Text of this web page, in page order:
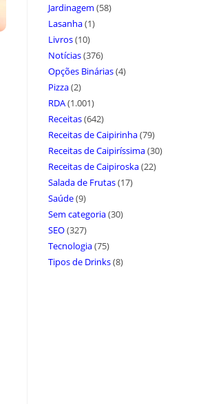
Jardinagem (58)
Lasanha(1)
Livros(10)
Notícias(376)
Opções Binárias(4)
Pizza(2)
RDA(1.001)
Receitas(642)
Receitas de Caipirinha(79)
Receitas de Caipiríssima(30)
Receitas de Caipiroska(22)
Salada de Frutas(17)
Saúde(9)
Sem categoria(30)
SEO(327)
Tecnologia(75)
Tipos de Drinks(8)